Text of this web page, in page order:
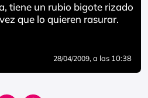
tiene un rubio bigote rizado
que lo quieren rasurar.
28/04/2009, a las 10:38